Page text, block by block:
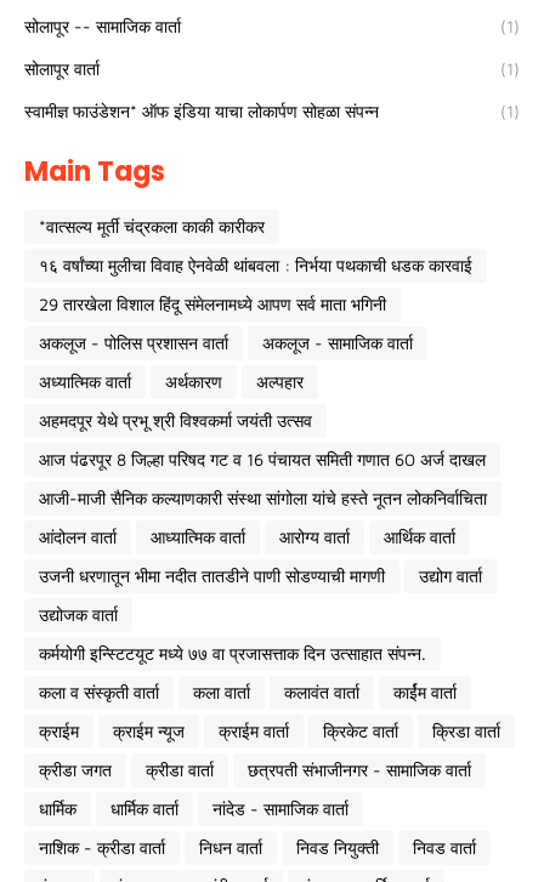
सोलापूर -- सामाजिक वार्ता (1)
सोलापूर वार्ता (1)
स्वामीज्ञ फाउंडेशन* ऑफ इंडिया याचा लोकार्पण सोहळा संपन्न (1)
Main Tags
*वात्सल्य मूर्ती चंद्रकला काकी कारीकर
१६ वर्षांच्या मुलीचा विवाह ऐनवेळी थांबवला : निर्भया पथकाची धडक कारवाई
29 तारखेला विशाल हिंदू संमेलनामध्ये आपण सर्व माता भगिनी
अकलूज - पोलिस प्रशासन वार्ता
अकलूज - सामाजिक वार्ता
अध्यात्मिक वार्ता
अर्थकारण
अल्पहार
अहमदपूर येथे प्रभू श्री विश्वकर्मा जयंती उत्सव
आज पंढरपूर 8 जिल्हा परिषद गट व 16 पंचायत समिती गणात 60 अर्ज दाखल
आजी-माजी सैनिक कल्याणकारी संस्था सांगोला यांचे हस्ते नूतन लोकनिर्वाचिता
आंदोलन वार्ता
आध्यात्मिक वार्ता आरोग्य वार्ता
आर्थिक वार्ता
उजनी धरणातून भीमा नदीत तातडीने पाणी सोडण्याची मागणी
उद्योग वार्ता
उद्योजक वार्ता
कर्मयोगी इन्स्टिटयूट मध्ये ७७ वा प्रजासत्ताक दिन उत्साहात संपन्न.
कला व संस्कृती वार्ता
कला वार्ता कलावंत वार्ता
कार्ईम वार्ता
क्राईम
क्राईम न्यूज क्राईम वार्ता क्रिकेट वार्ता
क्रिडा वार्ता
क्रीडा जगत
क्रीडा वार्ता
छत्रपती संभाजीनगर - सामाजिक वार्ता
धार्मिक
धार्मिक वार्ता
नांदेड - सामाजिक वार्ता
नाशिक - क्रीडा वार्ता
निधन वार्ता निवड नियुक्ती
निवड वार्ता